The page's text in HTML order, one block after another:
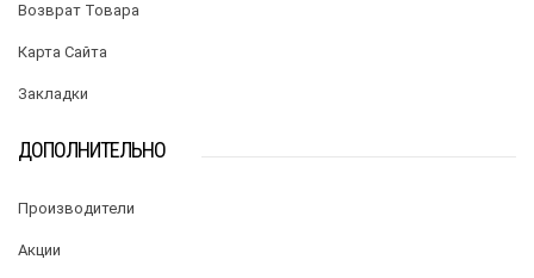
Возврат Товара
Карта Сайта
Закладки
ДОПОЛНИТЕЛЬНО
Производители
Акции